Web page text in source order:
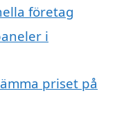
företag
i
priset på